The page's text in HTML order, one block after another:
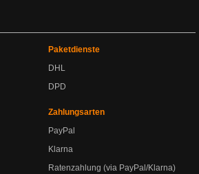
Paketdienste
DHL
DPD
Zahlungsarten
PayPal
Klarna
Ratenzahlung (via PayPal/Klarna)